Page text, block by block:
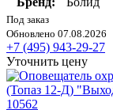
Под заказ
Обновлено 07.08.2026
+7 (495) 943-29-27
Уточнить цену